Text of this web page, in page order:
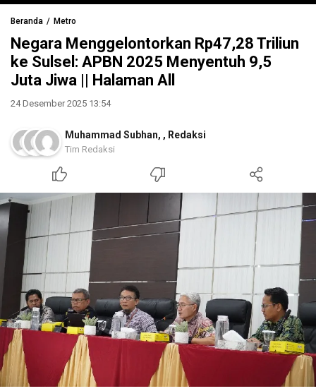
Beranda Metro
Negara Menggelontorkan Rp47,28 Triliun
ke Sulsel: APBN 2025 Menyentuh 9,5
Juta Jiwa || Halaman All
24 Desember 2025 13:54
Muhammad Subhan, , Redaksi
Tim Redaksi